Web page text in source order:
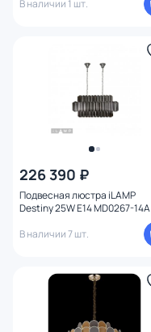
В наличии 1 шт.
226 390 ₽
Подвесная люстра iLAMP
Destiny 25W E14 MD0267-14A
В наличии 7 шт.